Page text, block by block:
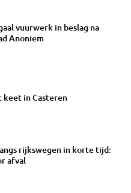
vuurwerk in beslag na
Anoniem
keet in Casteren
rijkswegen in korte tijd:
afval